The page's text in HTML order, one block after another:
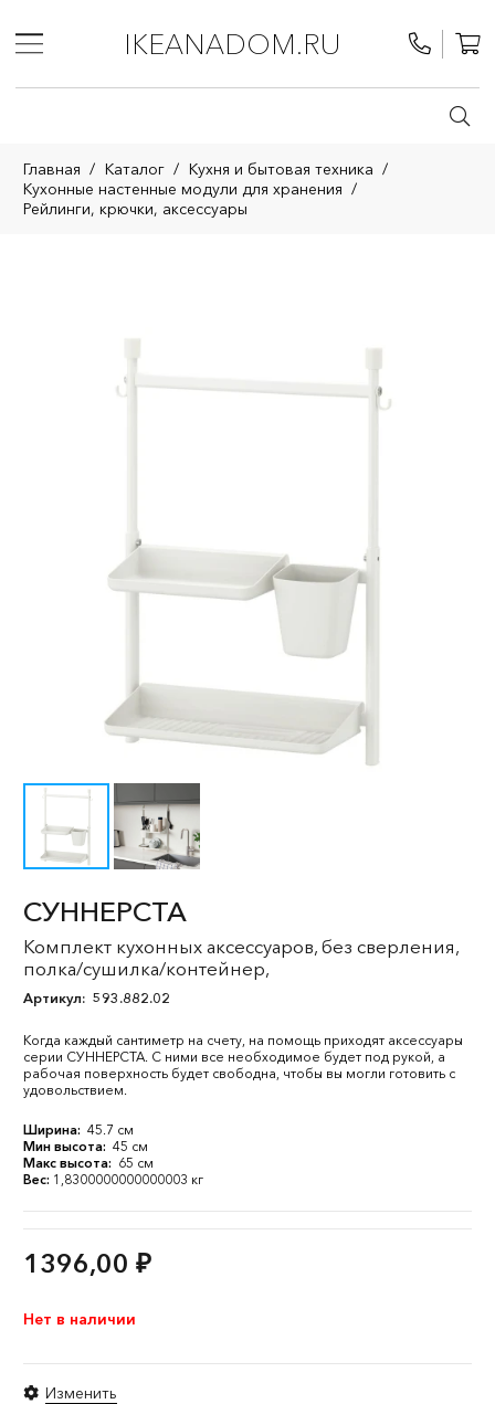
IKEANADOM.RU
Главная / Каталог / Кухня и бытовая техника /
Кухонные настенные модули для хранения /
Рейлинги, крючки, аксессуары
СУННЕРСТА
Комплект кухонных аксессуаров, без сверления,
полка/сушилка/контейнер,
Артикул: 593.882.02
Когда каждый сантиметр на счету, на помощь приходят аксессуары
серии СУННЕРСТА. С ними все необходимое будет под рукой, а
рабочая поверхность будет свободна, чтобы вы могли готовить с
удовольствием.
Ширина: 45.7 см
Мин высота: 45 см
Макс высота: 65 см
Вес: 1,8300000000000003 кг
1396,00 ₽
Нет в наличии
Изменить